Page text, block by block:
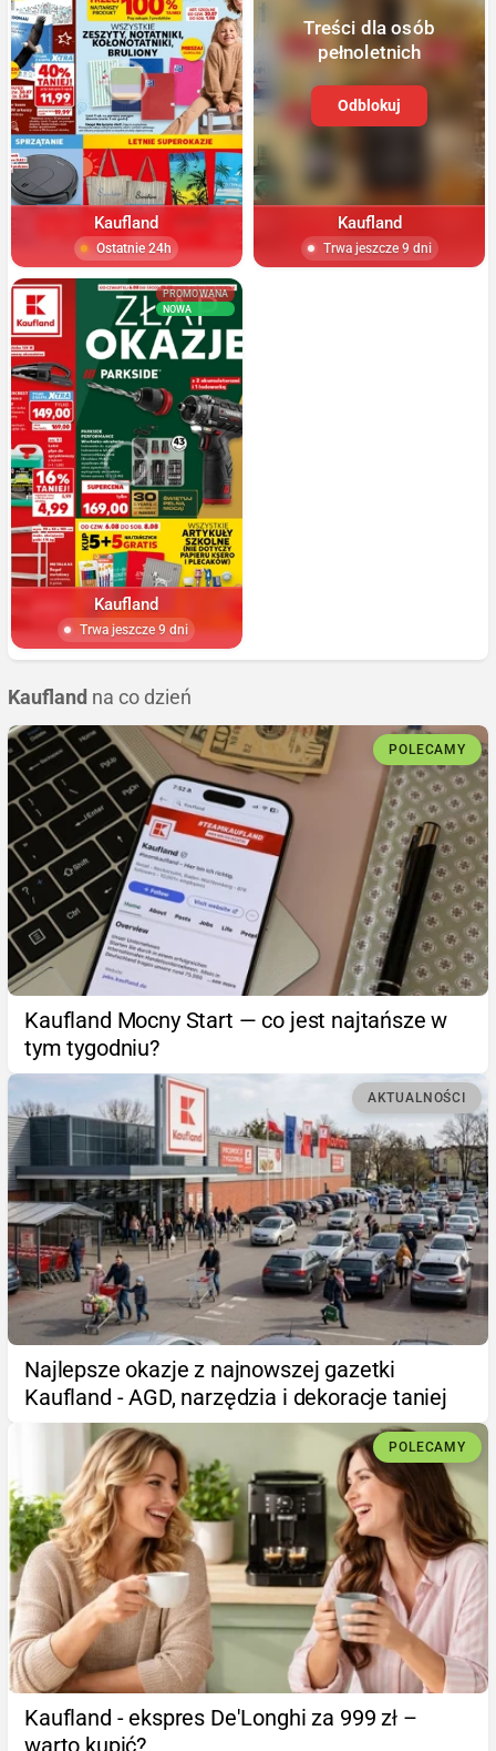
Kaufland
Ostatnie 24h
Treści dla osób
pełnoletnich
Odblokuj
Kaufland
Trwa jeszcze 9 dni
PROMOWANA
NOWA
Kaufland
Trwa jeszcze 9 dni
Kaufland na co dzień
POLECAMY
Kaufland Mocny Start — co jest najtańsze w
tym tygodniu?
AKTUALNOŚCI
Najlepsze okazje z najnowszej gazetki
Kaufland - AGD, narzędzia i dekoracje taniej
POLECAMY
Kaufland - ekspres De'Longhi za 999 zł –
warto kupić?